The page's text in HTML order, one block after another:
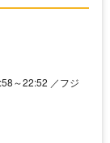
～22:52 ／フジ